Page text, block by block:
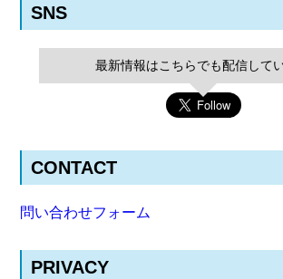
SNS
最新情報はこちらでも配信して
CONTACT
問い合わせフォーム
PRIVACY